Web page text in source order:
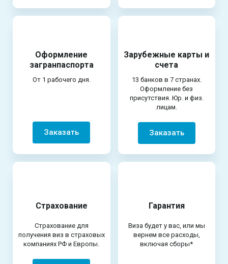
Оформление
загранпаспорта
От 1 рабочего дня.
Заказать
Зарубежные карты и
счета
13 банков в 7 странах.
Оформление без
присутствия. Юр. и физ.
лицам.
Заказать
Страхование
Страхование для
получения виз в страховых
компаниях РФ и Европы.
Гарантия
Виза будет у вас, или мы
вернем все расходы,
включая сборы*